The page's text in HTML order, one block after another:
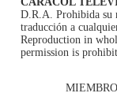
D.R.A. Prohibida su
traducción a
Reproduction in
permission is